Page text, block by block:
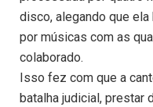
disco, alegando que
por músicas com as
colaborado.
Isso fez com que a
batalha judicial, prestar